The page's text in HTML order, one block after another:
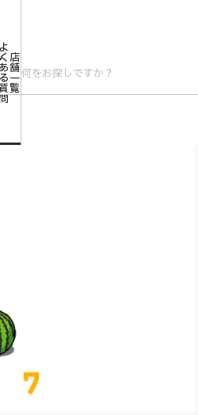
よ
く
あ
る
店
舗
一
覧
とも>すいかを どうぞ！